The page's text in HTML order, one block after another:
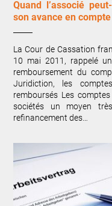
Quand l’associé
son avance en
La Cour de Cassation
10 mai 2011, rappelé
remboursement du
Juridiction, les
remboursés Les
sociétés un moyen
refinancement des…